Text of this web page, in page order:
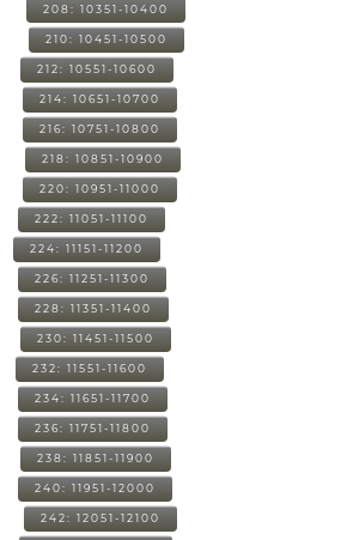
208: 10351-10400
210: 10451-10500
212: 10551-10600
214: 10651-10700
216: 10751-10800
218: 10851-10900
220: 10951-11000
222: 11051-11100
224: 11151-11200
226: 11251-11300
228: 11351-11400
230: 11451-11500
232: 11551-11600
234: 11651-11700
236: 11751-11800
238: 11851-11900
240: 11951-12000
242: 12051-12100